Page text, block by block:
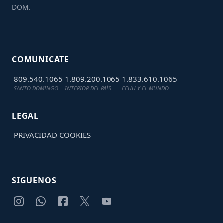
DOM.
COMUNICATE
809.540.1065
SANTO DOMINGO
1.809.200.1065
INTERIOR DEL PAÍS
1.833.610.1065
EEUU Y EL MUNDO
LEGAL
PRIVACIDAD COOKIES
SIGUENOS